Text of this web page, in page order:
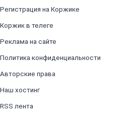
Регистрация на Коржике
Коржик в телеге
Реклама на сайте
Политика конфиденциальности
Авторские права
Наш хостинг
RSS лента